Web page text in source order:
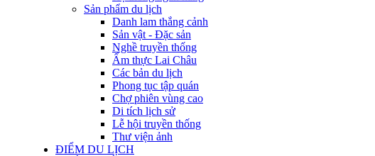
Sản phẩm du lịch
Danh lam thắng cảnh
Sản vật - Đặc sản
Nghề truyền thống
Ẩm thực Lai Châu
Các bản du lịch
Phong tục tập quán
Chợ phiên vùng cao
Di tích lịch sử
Lễ hội truyền thống
Thư viện ảnh
ĐIỂM DU LỊCH